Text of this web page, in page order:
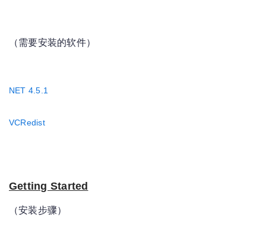
（需要安装的软件）
NET 4.5.1
VCRedist
Getting Started
（安装步骤）